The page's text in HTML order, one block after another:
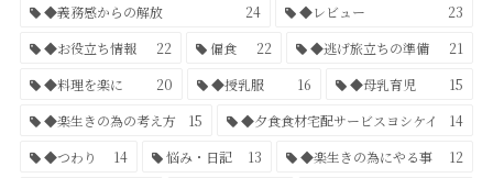
◆義務感からの解放
24 ◆レビュー
23
◆お役立ち情報
22 偏食 22 ◆逃げ旅立ちの準備
21
◆料理を楽に
20 ◆授乳服 16 ◆母乳育児
15
◆楽生きの為の考え方
15 ◆夕食食材宅配サービスヨシケイ
14
◆つわり
14 悩み・日記 13 ◆楽生きの為にやる事
12